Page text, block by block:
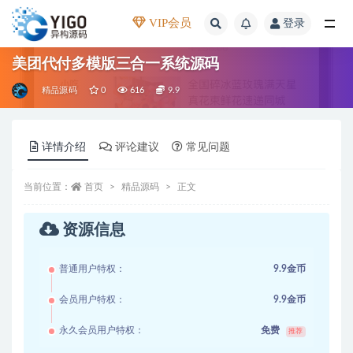
VIP会员 登录
美团代付多模版三合一系统源码
精品源码 0 616 9.9
详情介绍 评论建议 常见问题
当前位置： 首页 精品源码 正文
资源信息
普通用户特权： 9.9金币
会员用户特权： 9.9金币
永久会员用户特权： 免费 推荐
全部